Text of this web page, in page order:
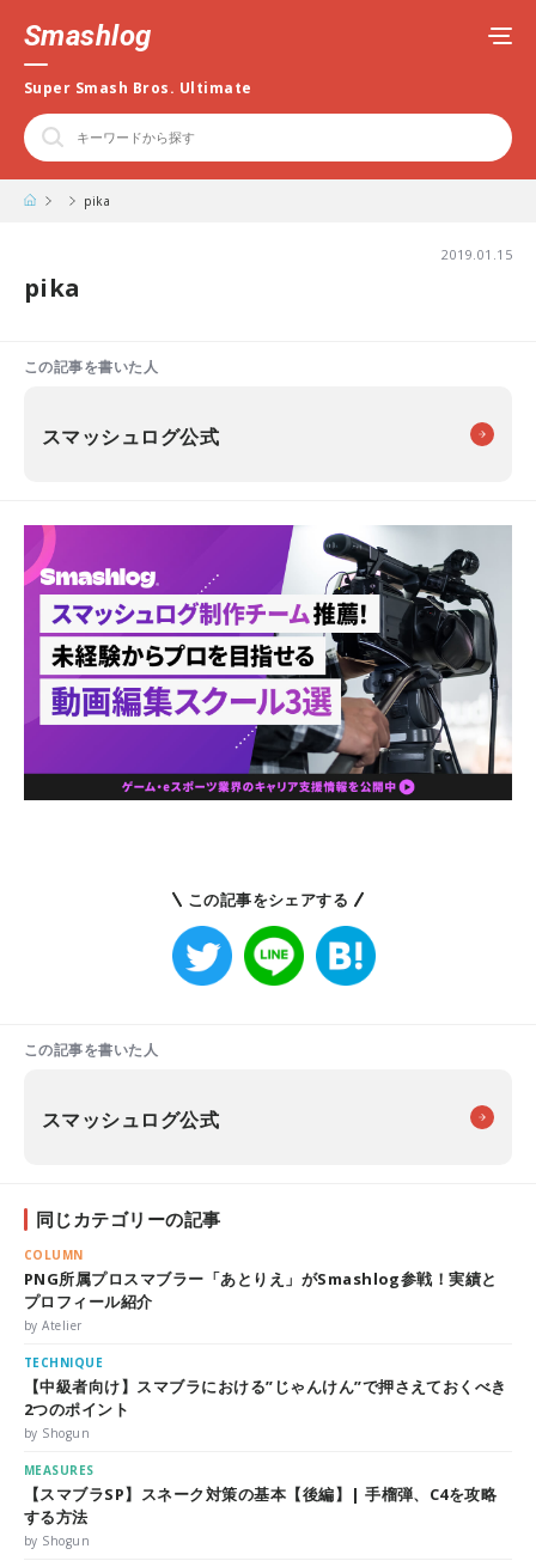
Smashlog
Super Smash Bros. Ultimate
pika
2019.01.15
pika
この記事を書いた人
スマッシュログ公式
この記事をシェアする
この記事を書いた人
スマッシュログ公式
同じカテゴリーの記事
COLUMN
PNG所属プロスマブラー「あとりえ」がSmashlog参戦！実績と
プロフィール紹介
by Atelier
TECHNIQUE
【中級者向け】スマブラにおける”じゃんけん”で押さえておくべき
2つのポイント
by Shogun
MEASURES
【スマブラSP】スネーク対策の基本【後編】| 手榴弾、C4を攻略
する方法
by Shogun